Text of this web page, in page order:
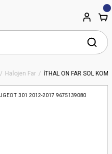
Halojen Far İTHAL ÖN FAR SOL